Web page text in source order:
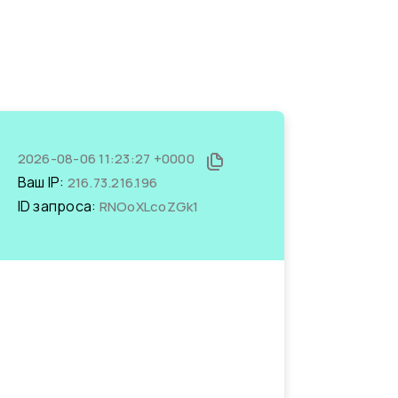
2026-08-06 11:23:27 +0000
Ваш IP: 216.73.216.196
ID запроса: RNOoXLcoZGk1